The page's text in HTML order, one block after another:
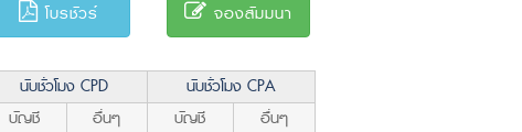
โบรชัวร์ จองสัมมนา
นับชั่วโมง CPD
นับชั่วโมง CPA
บัญชี
อื่นๆ บัญชี อื่นๆ